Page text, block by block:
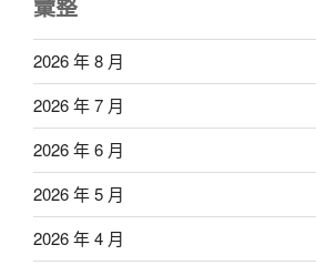
2026 年 8 月
2026 年 7 月
2026 年 6 月
2026 年 5 月
2026 年 4 月